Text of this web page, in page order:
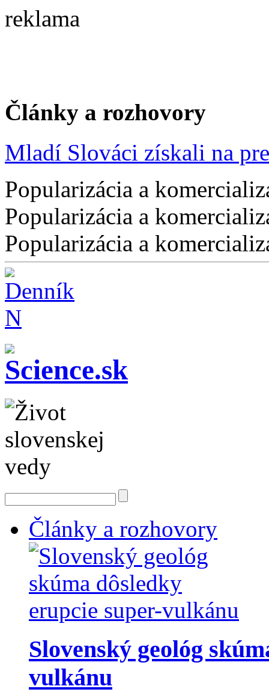
reklama
Články a rozhovory
Mladí Slováci získali na
Popularizácia a
Popularizácia a
Popularizácia a
Články a rozhovory
Slovenský geológ
vulkánu